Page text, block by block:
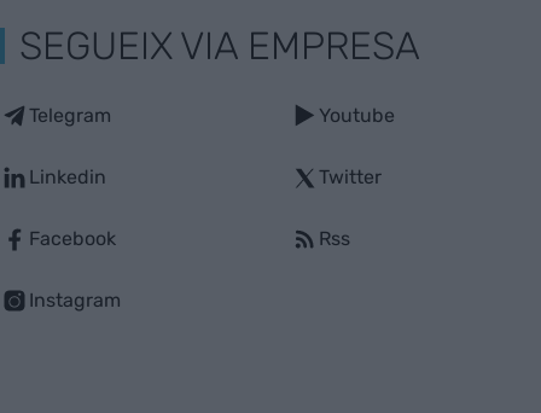
SEGUEIX VIA EMPRESA
Telegram
Linkedin
Facebook
Instagram
Youtube
Twitter
Rss